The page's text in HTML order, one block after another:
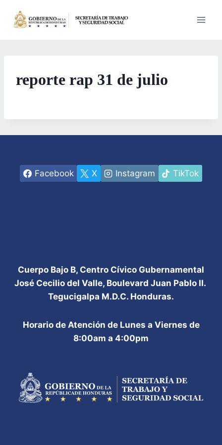
reporte rap 31 de julio
Facebook X Instagram TikTok
Cuerpo Bajo B, Centro Cívico Gubernamental
José Cecilio del Valle, Boulevard Juan Pablo II.
Tegucigalpa M.D.C. Honduras.
Horario de Atención de Lunes a Viernes de
8:00am a 4:00pm